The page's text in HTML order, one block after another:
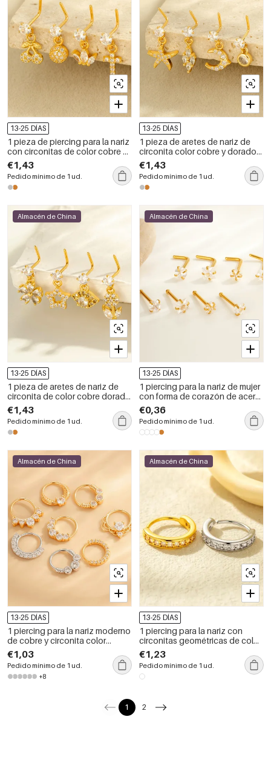
13-25 DÍAS
1 pieza de piercing para la nariz
con circonitas de color cobre y
dorado de serie simple para
mujer
€1,43
Pedido mínimo de 1 ud.
13-25 DÍAS
1 pieza de aretes de nariz de
circonita color cobre y dorado
con forma de corazón para
mujer
€1,43
Pedido mínimo de 1 ud.
Almacén de China
13-25 DÍAS
1 pieza de aretes de nariz de
circonita de color cobre dorado
y sol/luna para mujer
€1,43
Pedido mínimo de 1 ud.
Almacén de China
13-25 DÍAS
1 piercing para la nariz de mujer
con forma de corazón de acero
inoxidable, resistente al agua,
color dorado y circonita.
€0,36
Pedido mínimo de 1 ud.
Almacén de China
13-25 DÍAS
1 piercing para la nariz moderno
de cobre y circonita color
dorado para mujer
€1,03
Pedido mínimo de 1 ud.
+8
Almacén de China
13-25 DÍAS
1 piercing para la nariz con
circonitas geométricas de color
cobre y dorado para mujer
€1,23
Pedido mínimo de 1 ud.
1 2